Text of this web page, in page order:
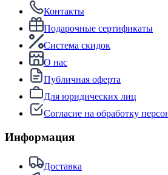
Контакты
Подарочные сертификаты
Система скидок
О нас
Публичная оферта
Для юридических лиц
Согласие на обработку
Информация
Доставка